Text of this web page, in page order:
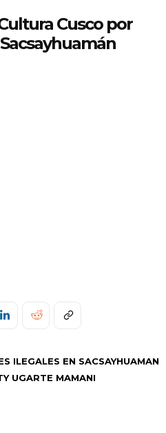
Cusco por
ILEGALES EN SACSAYHUAMAN
UGARTE MAMANI